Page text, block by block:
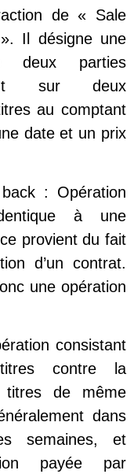
de « Sale
Il désigne une
deux parties
sur deux
au comptant
date et un prix
: Opération
à une
provient du fait
d’un contrat.
une opération
consistant
contre la
titres de même
dans
semaines, et
payée par